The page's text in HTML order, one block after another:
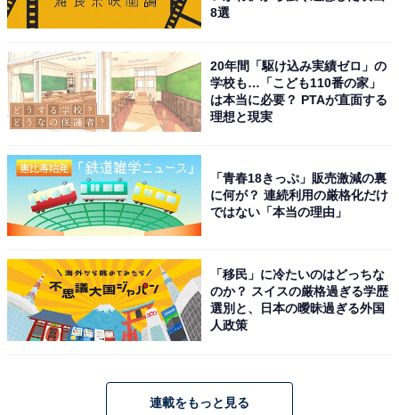
ングループ」を抑えた1位は？【2022年卒】
3 4
8選
20年間「駆け込み実績ゼロ」の
学校も…「こども110番の家」
は本当に必要？ PTAが直面する
理想と現実
「青春18きっぷ」販売激減の裏
に何が？ 連続利用の厳格化だけ
ではない「本当の理由」
「移民」に冷たいのはどっちな
のか？ スイスの厳格過ぎる学歴
選別と、日本の曖昧過ぎる外国
人政策
連載をもっと見る